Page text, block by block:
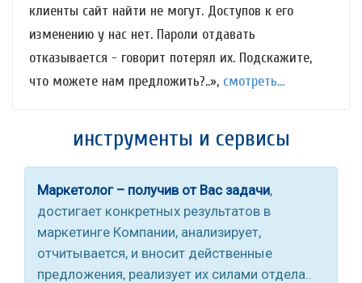
клиенты сайт найти не могут. Доступов к его
изменению у нас нет. Пароли отдавать
отказывается - говорит потерял их. Подскажите,
что можете нам предложить?..», смотреть...
инструменты и сервисы
Маркетолог – получив от Вас задачи,
достигает конкретных результатов в
маркетинге Компании, анализирует,
отчитывается, и вносит действенные
предложения, реализует их силами отдела..